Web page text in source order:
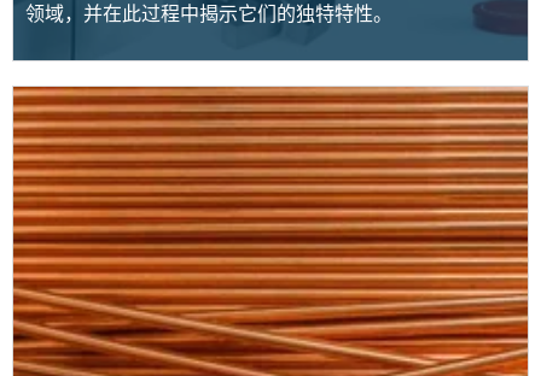
领域，并在此过程中揭示它们的独特特性。